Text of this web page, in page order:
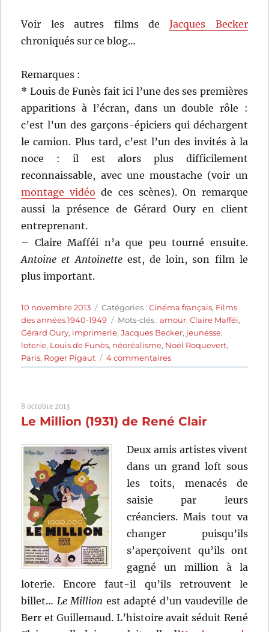
Voir les autres films deJacques Becker
chroniqués sur ce blog…
Remarques :
* Louis de Funès fait ici l’une des ses premières
apparitions à l’écran, dans un double rôle :
c’est l’un des garçons-épiciers qui déchargent
le camion. Plus tard, c’est l’un des invités à la
noce : il est alors plus difficilement
reconnaissable, avec une moustache (voir un
montage vidéo de ces scènes). On remarque
aussi la présence de Gérard Oury en client
entreprenant.
– Claire Mafféi n’a que peu tourné ensuite.
Antoine et Antoinetteest, de loin, son film le
plus important.
Publié
le
10 novembre 2013 Catégories
Catégories :Cinéma français, Films
des années 1940-1949
Étiquettes
Mots-clés :amour,Claire Mafféi,
Gérard Oury, imprimerie,Jacques Becker, jeunesse,
loterie, Louis de Funès, néoréalisme, Noël Roquevert,
Paris, Roger Pigaut 4 commentairessur
Antoine
de
Becker
8 octobre 2013
Le Million (1931) de René Clair
Deux amis artistes vivent
dans un grand loft sous
les toits, menacés de
saisie par leurs
créanciers. Mais tout va
changer puisqu’ils
s’aperçoivent qu’ils ont
gagné un million à la
loterie. Encore faut-il qu’ils retrouvent le
billet… Le Million est adapté d’un vaudeville de
Berr et Guillemaud. L’histoire avait séduit René